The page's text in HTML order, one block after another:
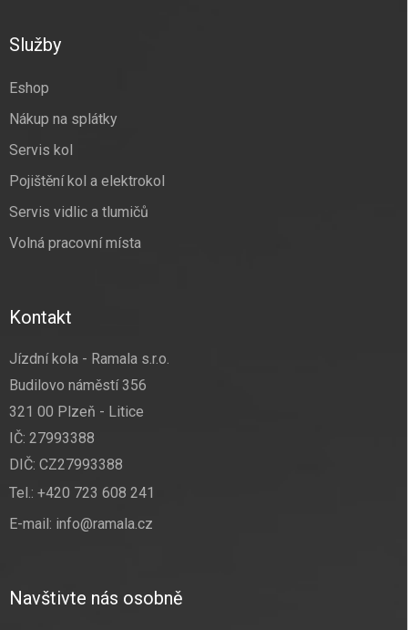
Služby
Eshop
Nákup na splátky
Servis kol
Pojištění kol a elektrokol
Servis vidlic a tlumičů
Volná pracovní místa
Kontakt
Jízdní kola - Ramala s.r.o.
Budilovo náměstí 356
321 00 Plzeň - Litice
IČ: 27993388
DIČ: CZ27993388
Tel.: +420 723 608 241
E-mail: info@ramala.cz
Navštivte nás osobně